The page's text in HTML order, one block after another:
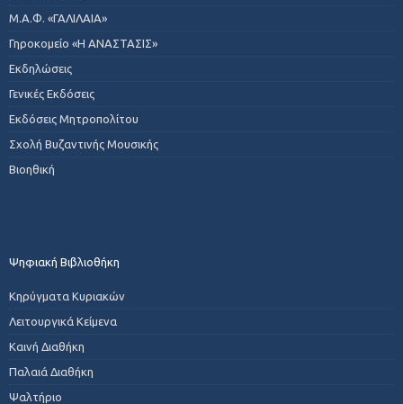
Μ.Α.Φ. «ΓΑΛΙΛΑΙΑ»
Γηροκομείο «Η ΑΝΑΣΤΑΣΙΣ»
Εκδηλώσεις
Γενικές Εκδόσεις
Εκδόσεις Μητροπολίτου
Σχολή Βυζαντινής Μουσικής
Βιοηθική
Ψηφιακή Βιβλιοθήκη
Κηρύγματα Κυριακών
Λειτουργικά Κείμενα
Καινή Διαθήκη
Παλαιά Διαθήκη
Ψαλτήριο